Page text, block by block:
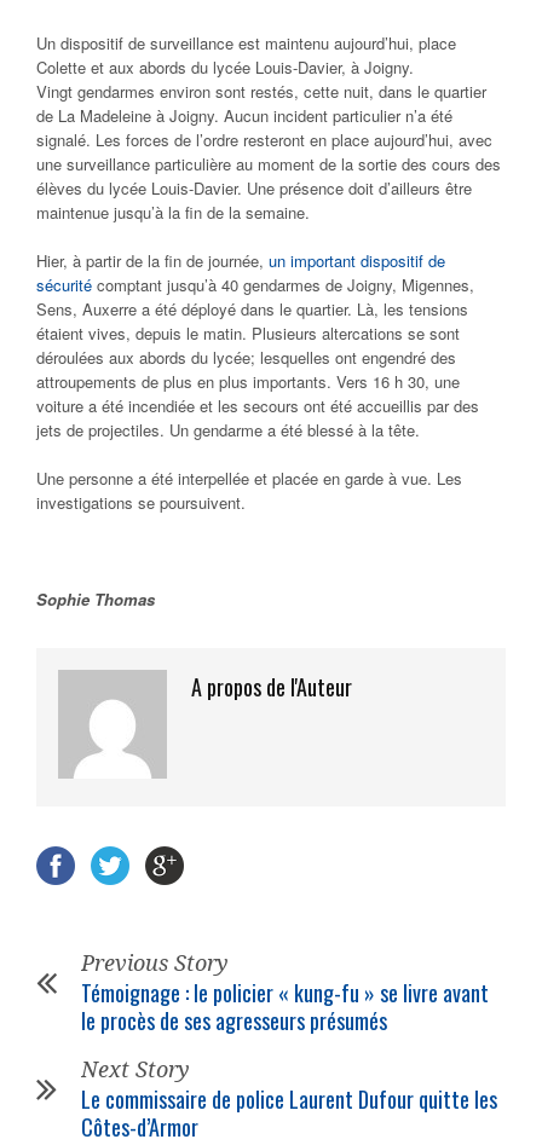
Un dispositif de surveillance est maintenu aujourd’hui, place
Colette et aux abords du lycée Louis-Davier, à Joigny.
Vingt gendarmes environ sont restés, cette nuit, dans le quartier
de La Madeleine à Joigny. Aucun incident particulier n’a été
signalé. Les forces de l’ordre resteront en place aujourd’hui, avec
une surveillance particulière au moment de la sortie des cours des
élèves du lycée Louis-Davier. Une présence doit d’ailleurs être
maintenue jusqu’à la fin de la semaine.
Hier, à partir de la fin de journée, un important dispositif de
sécurité comptant jusqu’à 40 gendarmes de Joigny, Migennes,
Sens, Auxerre a été déployé dans le quartier. Là, les tensions
étaient vives, depuis le matin. Plusieurs altercations se sont
déroulées aux abords du lycée; lesquelles ont engendré des
attroupements de plus en plus importants. Vers 16 h 30, une
voiture a été incendiée et les secours ont été accueillis par des
jets de projectiles. Un gendarme a été blessé à la tête.
Une personne a été interpellée et placée en garde à vue. Les
investigations se poursuivent.
Sophie Thomas
A propos de l'Auteur
Previous Story
Témoignage : le policier « kung-fu » se livre avant
le procès de ses agresseurs présumés
Next Story
Le commissaire de police Laurent Dufour quitte les
Côtes-d’Armor